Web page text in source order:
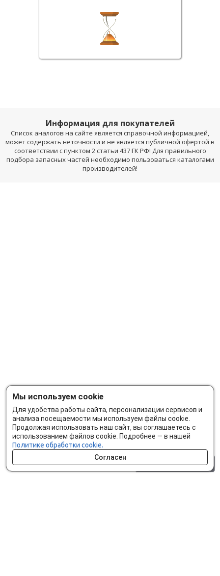
Информация для покупателей
Список аналогов на сайте является справочной информацией,
может содержать неточности и не является публичной офертой в
соответствии с пунктом 2 статьи 437 ГК РФ! Для правильного
подбора запасных частей необходимо пользоваться каталогами
производителей!
Мы используем cookie
Для удобства работы сайта, персонализации сервисов и
анализа посещаемости мы используем файлы cookie.
Продолжая использовать наш сайт, вы соглашаетесь с
использованием файлов cookie. Подробнее — в нашей
Политике обработки cookie.
Согласен